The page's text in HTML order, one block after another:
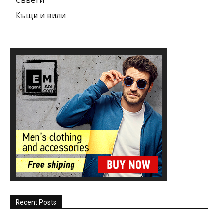
Къщи и вили
Recent Posts